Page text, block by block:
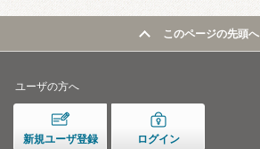
このページの先頭へ
ユーザの方へ
新規ユーザ登録 ログイン